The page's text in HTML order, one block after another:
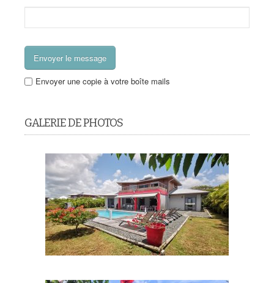
Envoyer une copie à votre boîte mails
GALERIE DE PHOTOS